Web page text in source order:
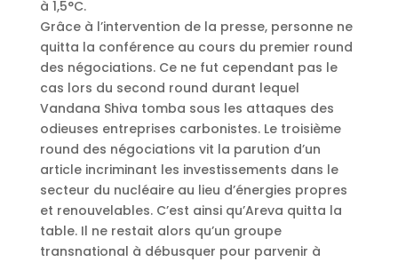
à 1,5°C.
Grâce à l’intervention de la presse, personne ne
quitta la conférence au cours du premier round
des négociations. Ce ne fut cependant pas le
cas lors du second round durant lequel
Vandana Shiva tomba sous les attaques des
odieuses entreprises carbonistes. Le troisième
round des négociations vit la parution d’un
article incriminant les investissements dans le
secteur du nucléaire au lieu d’énergies propres
et renouvelables. C’est ainsi qu’Areva quitta la
table. Il ne restait alors qu’un groupe
transnational à débusquer pour parvenir à